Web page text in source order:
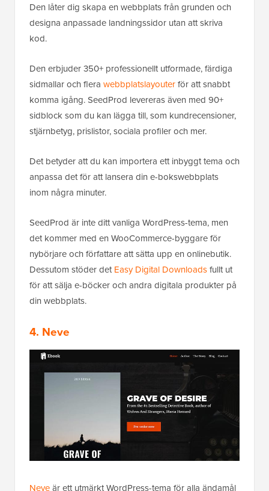
Den låter dig skapa en webbplats från grunden och
designa anpassade landningssidor utan att skriva
kod.
Den erbjuder 350+ professionellt utformade, färdiga
sidmallar och flera webbplatslayouterför att snabbt
komma igång. SeedProd levereras även med 90+
sidblock som du kan lägga till, som kundrecensioner,
stjärnbetyg, prislistor, sociala profiler och mer.
Det betyder att du kan importera ett inbyggt tema och
anpassa det för att lansera din e-bokswebbplats
inom några minuter.
SeedProd är inte ditt vanliga WordPress-tema, men
det kommer med en WooCommerce-byggare för
nybörjare och författare att sätta upp en onlinebutik.
Dessutom stöder detEasy Digital Downloadsfullt ut
för att sälja e-böcker och andra digitala produkter på
din webbplats.
4. Neve
Neveär ett utmärkt WordPress-tema för alla ändamål